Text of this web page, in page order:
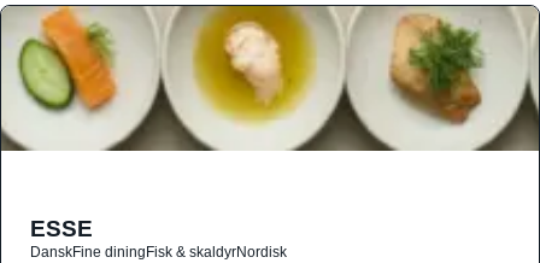
ESSE
DanskFine diningFisk & skaldyrNordisk